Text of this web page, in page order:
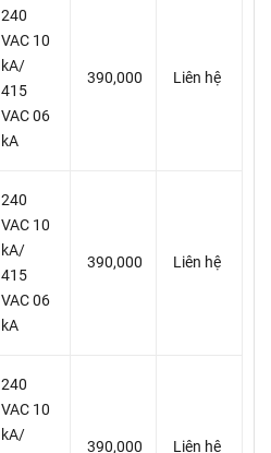
240
VAC 10
kA/
415
VAC 06
kA
390,000 Liên hệ
240
VAC 10
kA/
415
VAC 06
kA
390,000 Liên hệ
240
VAC 10
kA/
390,000 Liên hệ